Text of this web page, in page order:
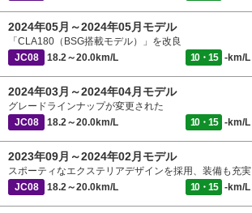
2024年05月～2024年05月モデル
「CLA180（BSG搭載モデル）」を改良
JC08
18.2～20.0km/L 10・15 -km/L
2024年03月～2024年04月モデル
グレードラインナップが変更された
JC08
18.2～20.0km/L 10・15 -km/L
2023年09月～2024年02月モデル
スポーティなエクステリアデザインを採用、装備も充実
JC08
18.2～20.0km/L 10・15 -km/L